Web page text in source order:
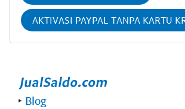
AKTIVASI PAYPAL TANPA KARTU
‣ Blog